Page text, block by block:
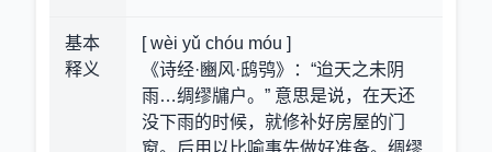
基本
释义
[ wèi yǔ chóu móu ]
《诗经·豳风·鸱鸮》：“迨天之未阴
雨…绸缪牖户。” 意思是说，在天还
没下雨的时候，就修补好房屋的门
窗。后用以比喻事先做好准备。绸缪